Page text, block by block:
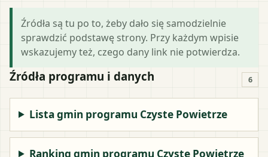
Źródła są tu po to, żeby dało się samodzielnie
sprawdzić podstawę strony. Przy każdym wpisie
wskazujemy też, czego dany link nie potwierdza.
Źródła programu i danych 6
Lista gmin programu Czyste Powietrze
Ranking gmin programu Czyste Powietrze